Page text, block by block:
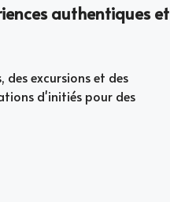
authentiques et
des excursions et des
d'initiés pour des